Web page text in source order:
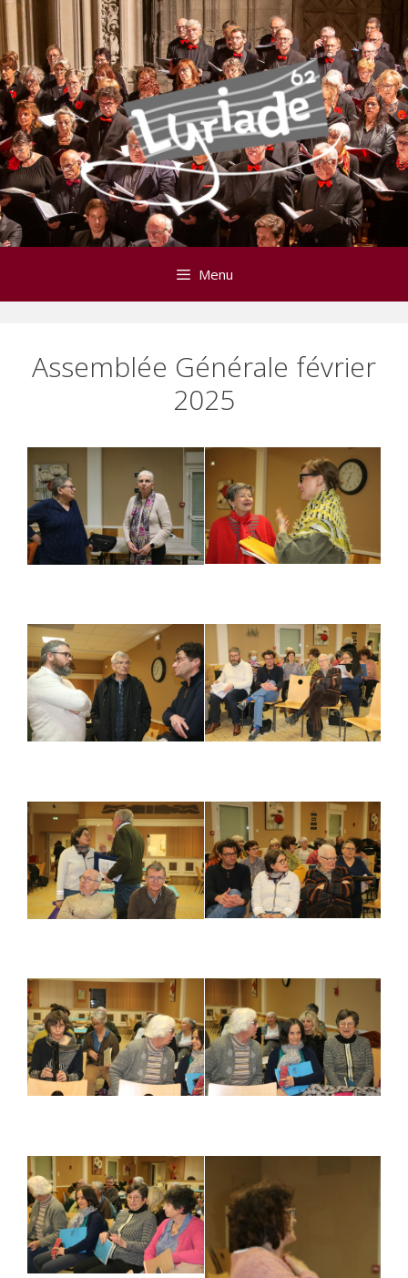
Aller
au
contenu
Menu
Assemblée Générale février
2025